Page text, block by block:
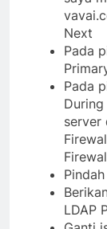
Next
Pada
Pada
server
LDAP